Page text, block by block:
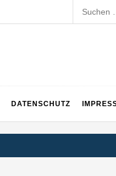
Suchen
nach:
DATENSCHUTZ